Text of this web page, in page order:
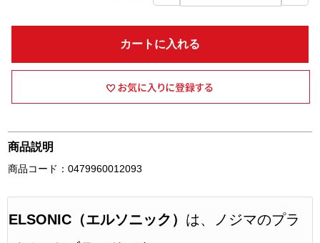
カートに入れる
商品説明
商品コード：0479960012093
ELSONIC（エルソニック） は、ノジマのプラ